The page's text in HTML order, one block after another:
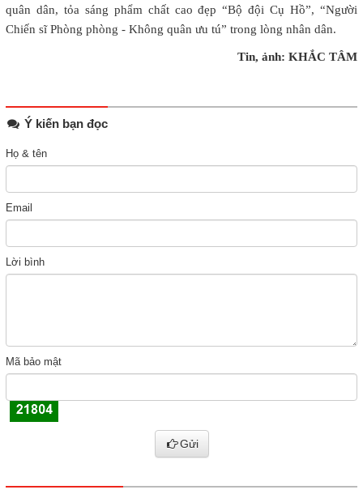
quân dân, tỏa sáng phẩm chất cao đẹp “Bộ đội Cụ Hồ”, “Người
Chiến sĩ Phòng phòng - Không quân ưu tú” trong lòng nhân dân.
Tin, ảnh: KHẮC TÂM
Ý kiến bạn đọc
Họ & tên
Email
Lời bình
Mã bảo mật
Gửi